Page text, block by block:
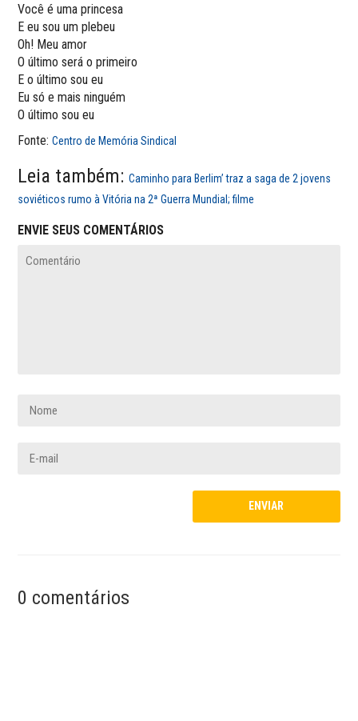
Você é uma princesa
E eu sou um plebeu
Oh! Meu amor
O último será o primeiro
E o último sou eu
Eu só e mais ninguém
O último sou eu
Fonte:Centro de Memória Sindical
Leia também:Caminho para Berlim’ traz a saga de 2 jovens
soviéticos rumo à Vitória na 2ª Guerra Mundial; filme
ENVIE SEUS COMENTÁRIOS
0 comentários